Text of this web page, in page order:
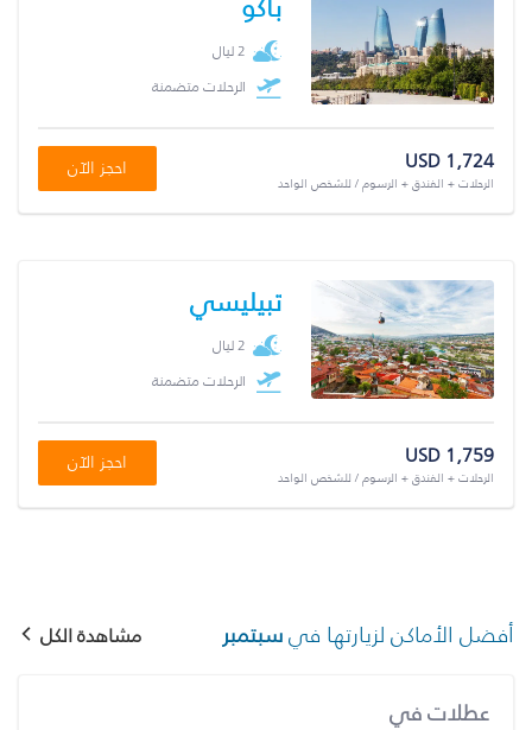
2 ليال
الرحلات متضمنة
USD 1,724
الرحلات + الفندق + الرسوم / للشخص الواحد
احجز الآن
تبيليسي
2 ليال
الرحلات متضمنة
USD 1,759
الرحلات + الفندق + الرسوم / للشخص الواحد
احجز الآن
أفضل الأماكن لزيارتها فيسبتمبر مشاهدة الكل
عطلات في